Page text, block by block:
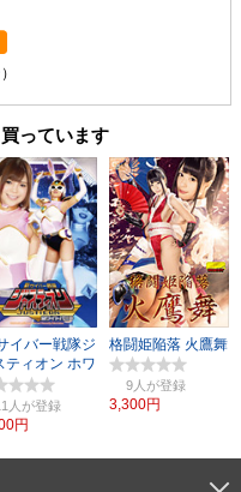
）
っています
イバー戦隊ジ
ティオン ホワ
バニー
人
円
格闘姫陥落 火鷹舞
9人
3,300円